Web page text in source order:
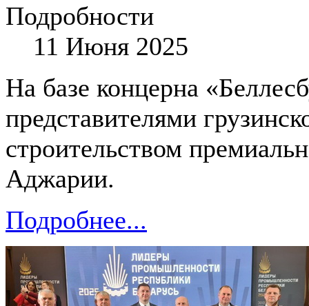
Подробности
11 Июня 2025
На базе концерна
представителями
строительством
Аджарии.
Подробнее...